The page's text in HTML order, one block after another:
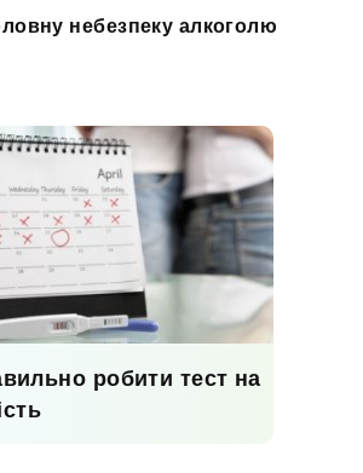
небезпеку алкоголю
робити тест на